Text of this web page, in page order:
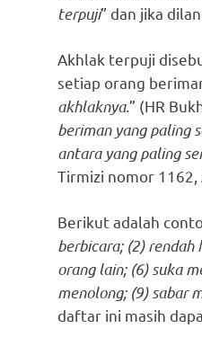
terpuji” dan jika
Akhlak terpuji
setiap orang
akhlaknya.” (HR
beriman yang paling
antara yang paling
Tirmizi nomor 1162,
Berikut adalah
berbicara; (2) rendah
orang lain; (6) suka
menolong; (9) sabar
daftar ini masih